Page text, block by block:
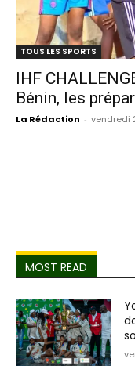
TOUS LES SPORTS
IHF
Bénin, les
La Rédaction - vendredi
MOST READ